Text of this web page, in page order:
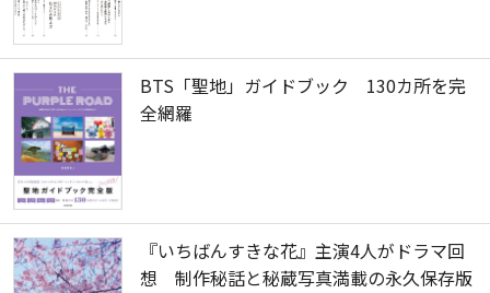
BTS「聖地」ガイドブック 130カ所を完
全網羅
『いちばんすきな花』主演4人がドラマ回
想 制作秘話と秘蔵写真満載の永久保存版